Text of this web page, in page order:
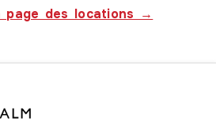
page des locations →